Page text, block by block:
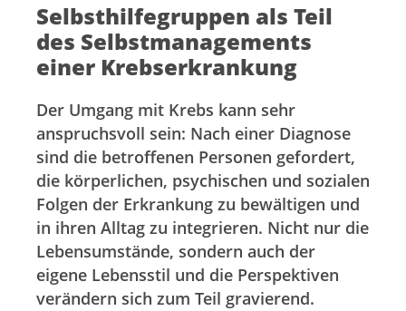
Selbsthilfegruppen als Teil
des Selbstmanagements
einer Krebserkrankung
Der Umgang mit Krebs kann sehr
anspruchsvoll sein: Nach einer Diagnose
sind die betroffenen Personen gefordert,
die körperlichen, psychischen und sozialen
Folgen der Erkrankung zu bewältigen und
in ihren Alltag zu integrieren. Nicht nur die
Lebensumstände, sondern auch der
eigene Lebensstil und die Perspektiven
verändern sich zum Teil gravierend.